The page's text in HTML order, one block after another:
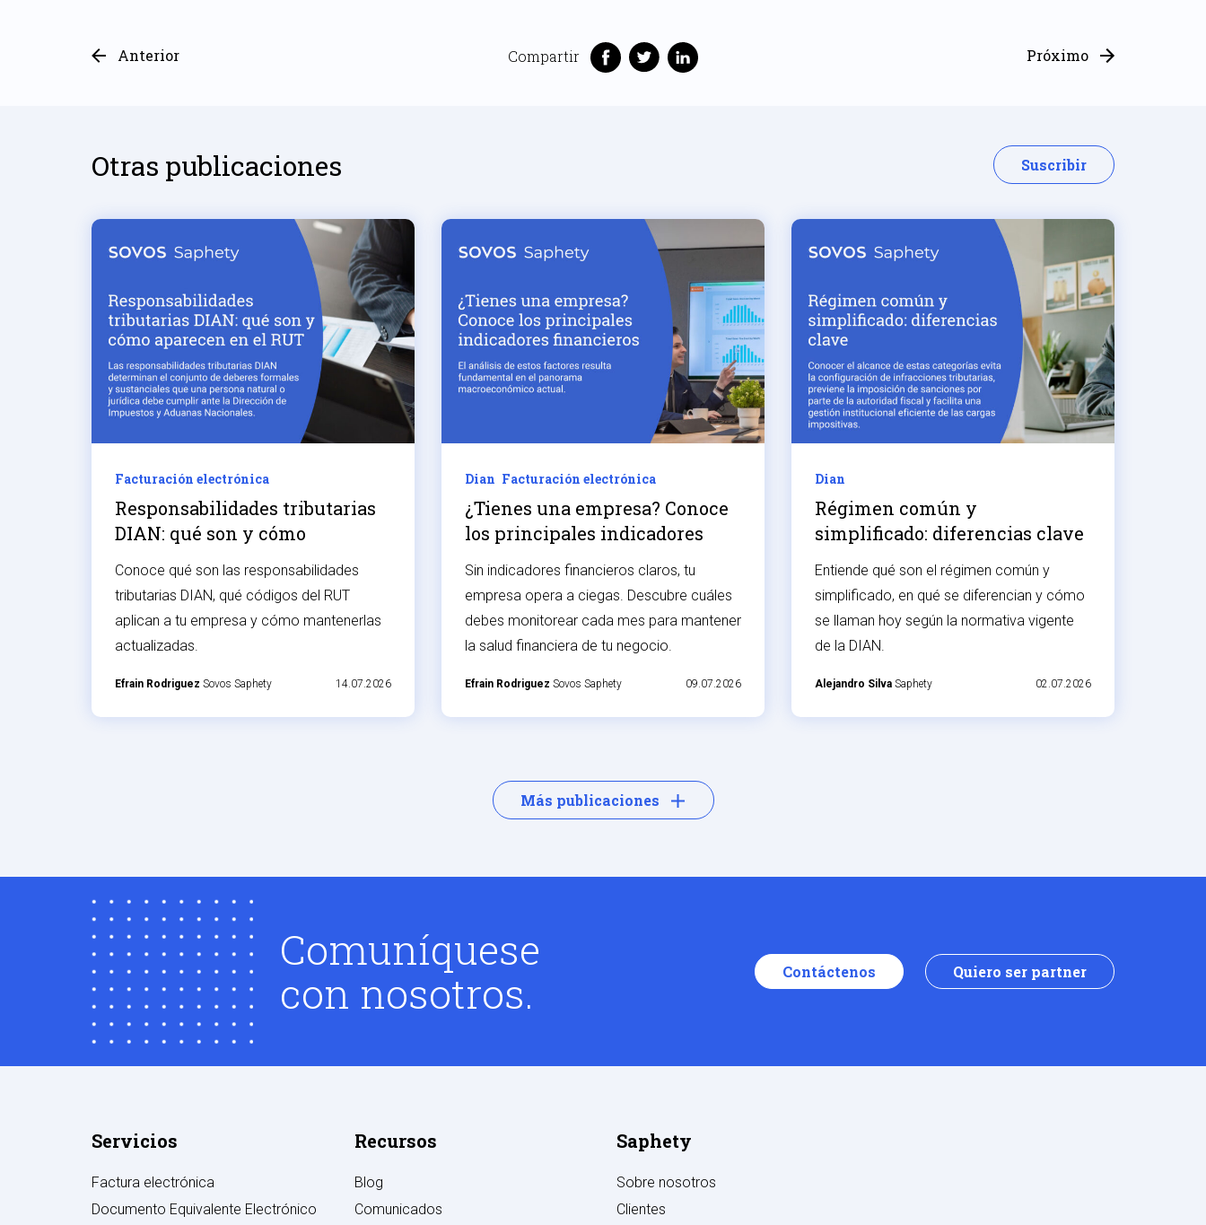
Anterior Compartir Próximo
Otras publicaciones Suscribir
Facturación electrónica
Responsabilidades tributarias
DIAN: qué son y cómo
Conoce qué son las responsabilidades
tributarias DIAN, qué códigos del RUT
aplican a tu empresa y cómo mantenerlas
actualizadas.
Efrain Rodriguez Sovos Saphety 14.07.2026
Dian Facturación electrónica
¿Tienes una empresa? Conoce
los principales indicadores
Sin indicadores financieros claros, tu
empresa opera a ciegas. Descubre cuáles
debes monitorear cada mes para mantener
la salud financiera de tu negocio.
Efrain Rodriguez Sovos Saphety 09.07.2026
Dian
Régimen común y
simplificado: diferencias clave
Entiende qué son el régimen común y
simplificado, en qué se diferencian y cómo
se llaman hoy según la normativa vigente
de la DIAN.
Alejandro Silva Saphety 02.07.2026
Más publicaciones
Comuníquese
con nosotros.
Contáctenos Quiero ser partner
Servicios
Factura electrónica
Documento Equivalente Electrónico
Recursos
Blog
Comunicados
Saphety
Sobre nosotros
Clientes